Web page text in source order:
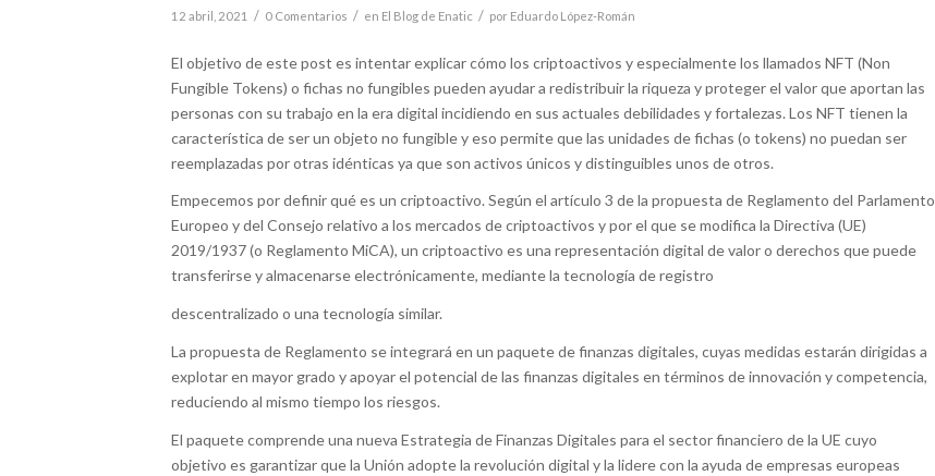
12 abril, 2021 / 0 Comentarios / en El Blog de Enatic / por Eduardo López-Román
El objetivo de este post es intentar explicar cómo los criptoactivos y especialmente los llamados NFT (Non
Fungible Tokens) o fichas no fungibles pueden ayudar a redistribuir la riqueza y proteger el valor que aportan las
personas con su trabajo en la era digital incidiendo en sus actuales debilidades y fortalezas. Los NFT tienen la
característica de ser un objeto no fungible y eso permite que las unidades de fichas (o tokens) no puedan ser
reemplazadas por otras idénticas ya que son activos únicos y distinguibles unos de otros.
Empecemos por definir qué es un criptoactivo. Según el artículo 3 de la propuesta de Reglamento del Parlamento
Europeo y del Consejo relativo a los mercados de criptoactivos y por el que se modifica la Directiva (UE)
2019/1937 (o Reglamento MiCA), un criptoactivo es una representación digital de valor o derechos que puede
transferirse y almacenarse electrónicamente, mediante la tecnología de registro
descentralizado o una tecnología similar.
La propuesta de Reglamento se integrará en un paquete de finanzas digitales, cuyas medidas estarán dirigidas a
explotar en mayor grado y apoyar el potencial de las finanzas digitales en términos de innovación y competencia,
reduciendo al mismo tiempo los riesgos.
El paquete comprende una nueva Estrategia de Finanzas Digitales para el sector financiero de la UE cuyo
objetivo es garantizar que la Unión adopte la revolución digital y la lidere con la ayuda de empresas europeas